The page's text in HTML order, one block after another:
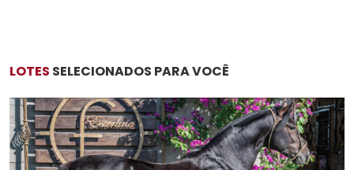
LOTES SELECIONADOS PARA VOCÊ